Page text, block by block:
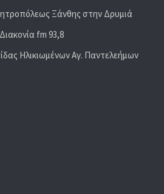
Ξάνθης στην Δρυμιά
fm 93,8
Ηλικιωμένων Αγ. Παντελεήμων